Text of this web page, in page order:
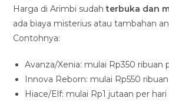
Harga di Arimbi sudahterbuka dan
ada biaya misterius atau tambahan
Contohnya:
Avanza/Xenia: mulai Rp350 ribuan
Innova Reborn: mulai Rp550
Hiace/Elf: mulai Rp1 jutaan per hari